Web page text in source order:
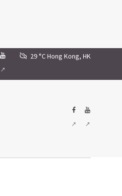
29 °CHong Kong, HK